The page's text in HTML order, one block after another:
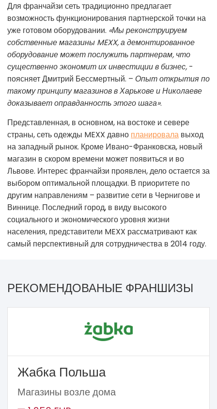
Для франчайзи сеть традиционно предлагает
возможность функционирования партнерской точки на
уже готовом оборудовании. «Мы реконструируем
собственные магазины MEXX, а демонтированное
оборудование может послужить партнерам, что
существенно экономит их инвестиции в бизнес, -
поясняет Дмитрий Бессмертный. – Опыт открытия по
такому принципу магазинов в Харькове и Николаеве
доказывает оправданность этого шага».
Представленная, в основном, на востоке и севере
страны, сеть одежды MEXX давно планировала выход
на западный рынок. Кроме Ивано-Франковска, новый
магазин в скором времени может появиться и во
Львове. Интерес франчайзи проявлен, дело остается за
выбором оптимальной площадки. В приоритете по
другим направлениям – развитие сети в Чернигове и
Виннице. Последний город, в виду высокого
социального и экономического уровня жизни
населения, представители MEXX рассматривают как
самый перспективный для сотрудничества в 2014 году.
РЕКОМЕНДОВАНЫЕ ФРАНШИЗЫ
Жабка Польша
Магазины возле дома